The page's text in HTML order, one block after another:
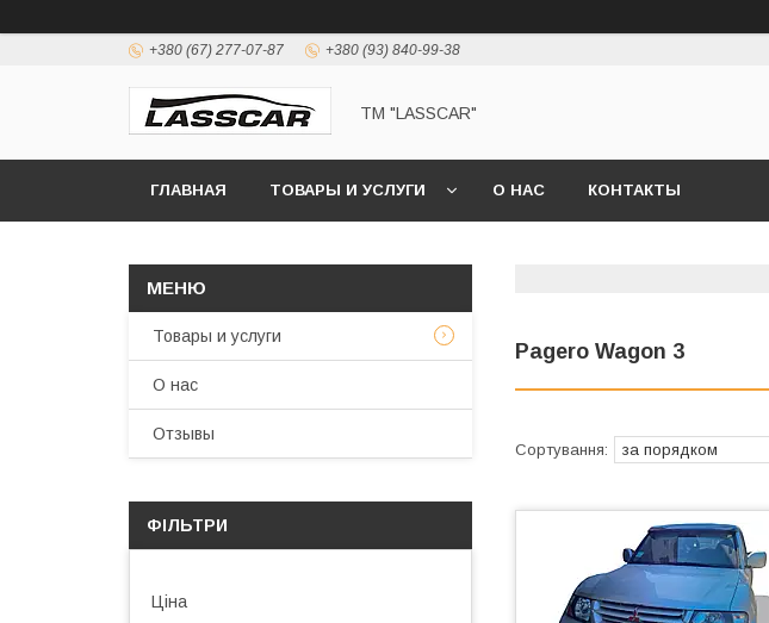
+380 (67) 277-07-87 +380 (93) 840-99-38
ТМ "LASSCAR"
ГЛАВНАЯ ТОВАРЫ И УСЛУГИ О НАС КОНТАКТЫ
Pagero Wagon 3
Товары и услуги
О нас
Отзывы
ФІЛЬТРИ
Ціна